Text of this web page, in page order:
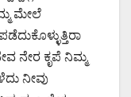
ಮೇಲೆ
ನೇರ ಕೃಪೆ ನಿಮ್ಮ
ನೀವು